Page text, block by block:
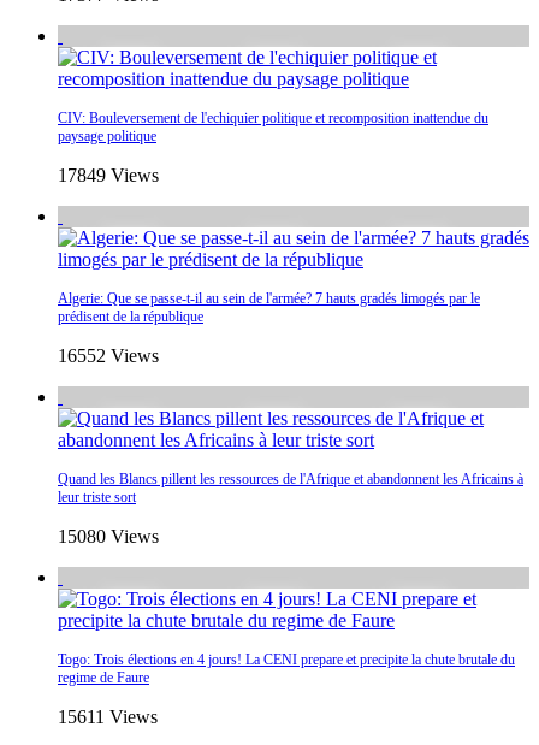
CIV: Bouleversement de l'echiquier politique et recomposition inattendue du
paysage politique
17849 Views
Algerie: Que se passe-t-il au sein de l'armée? 7 hauts gradés limogés par le
prédisent de la république
16552 Views
Quand les Blancs pillent les ressources de l'Afrique et abandonnent les Africains à
leur triste sort
15080 Views
Togo: Trois élections en 4 jours! La CENI prepare et precipite la chute brutale du
regime de Faure
15611 Views